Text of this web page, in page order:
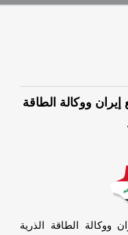
ووكالة الطاقة
ووكالة الطاقة الذرية